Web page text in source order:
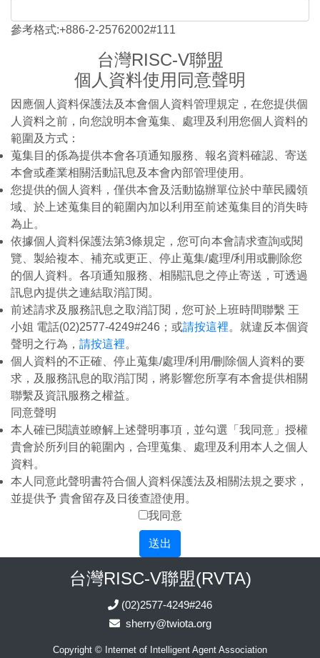
參考格式:+886-2-25762002#111
台灣RISC-V聯盟
個人資料使用同意聲明
因應個人資料保護法及本會個人資料管理規定，在您提供個
人資料之前，向您說明本會蒐集、處理及利用您個人資料的
範圍及方式：
蒐集目的係為提供本會各項通知服務、報名資料確認、寄送
本會或產業相關活動訊息及本會內部管理使用。
您提供的個人資料，僅供本會及活動協辦單位於中華民國領
域、於上述蒐集目的範圍內加以利用至前述蒐集目的消失時
為止。
依據個人資料保護法第3條規定，您可向本會請求查詢或閱
覽、製給複本、補充或更正、停止蒐集/處理/利用或刪除您
的個人資料。各項通知服務、相關訊息之停止寄送，可透過
訊息內提供之連結取消訂閱。
前述請求及服務訊息之取消訂閱，您可於上班時間聯繫 王
小姐 電話(02)2577-4249#246；或請按這裡。就違反本個資
聲明之行為， 請按這裡。
個人資料的不正確、停止蒐集/處理/利用/刪除個人資料的要
求，及服務訊息的取消訂閱，將影響您所享有本會提供相關
聯繫及資訊服務之權益。
同意聲明
本人確已閱讀並瞭解上述聲明事項，並勾選「我同意」授權
貴會於所列目的範圍內，合理蒐集、處理及利用本人之個人
資料。
本人同意此聲明書符合個人資料保護法及相關法規之要求，
並提供予 貴會留存及日後查證使用。
我同意
送出
台灣RISC-V聯盟(RVTA)
(02)2577-4249#246
sherry@twiota.org
Copyright © Internet of Intelligent Agent Association